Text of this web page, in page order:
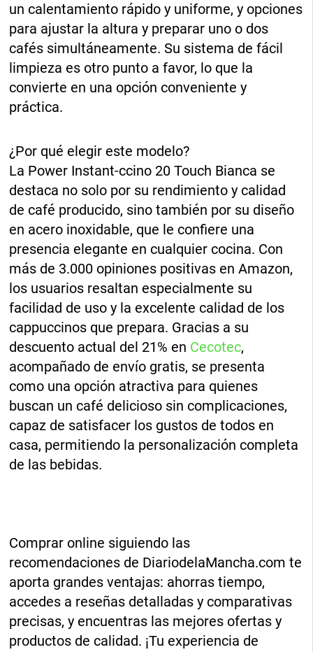
un calentamiento rápido y uniforme, y opciones
para ajustar la altura y preparar uno o dos
cafés simultáneamente. Su sistema de fácil
limpieza es otro punto a favor, lo que la
convierte en una opción conveniente y
práctica.
¿Por qué elegir este modelo?
La Power Instant-ccino 20 Touch Bianca se
destaca no solo por su rendimiento y calidad
de café producido, sino también por su diseño
en acero inoxidable, que le confiere una
presencia elegante en cualquier cocina. Con
más de 3.000 opiniones positivas en Amazon,
los usuarios resaltan especialmente su
facilidad de uso y la excelente calidad de los
cappuccinos que prepara. Gracias a su
descuento actual del 21% en Cecotec,
acompañado de envío gratis, se presenta
como una opción atractiva para quienes
buscan un café delicioso sin complicaciones,
capaz de satisfacer los gustos de todos en
casa, permitiendo la personalización completa
de las bebidas.
Comprar online siguiendo las
recomendaciones de DiariodelaMancha.com te
aporta grandes ventajas: ahorras tiempo,
accedes a reseñas detalladas y comparativas
precisas, y encuentras las mejores ofertas y
productos de calidad. ¡Tu experiencia de